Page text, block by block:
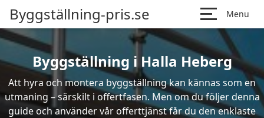
Byggställning-pris.se Menu
Byggställning i Halla Heberg
Att hyra och montera byggställning kan kännas som en
utmaning – särskilt i offertfasen. Men om du följer denna
guide och använder vår offerttjänst får du den enklaste